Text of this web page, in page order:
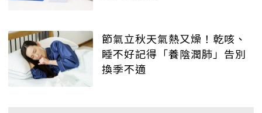
節氣立秋天氣熱又燥！乾咳、
睡不好記得「養陰潤肺」告別
換季不適